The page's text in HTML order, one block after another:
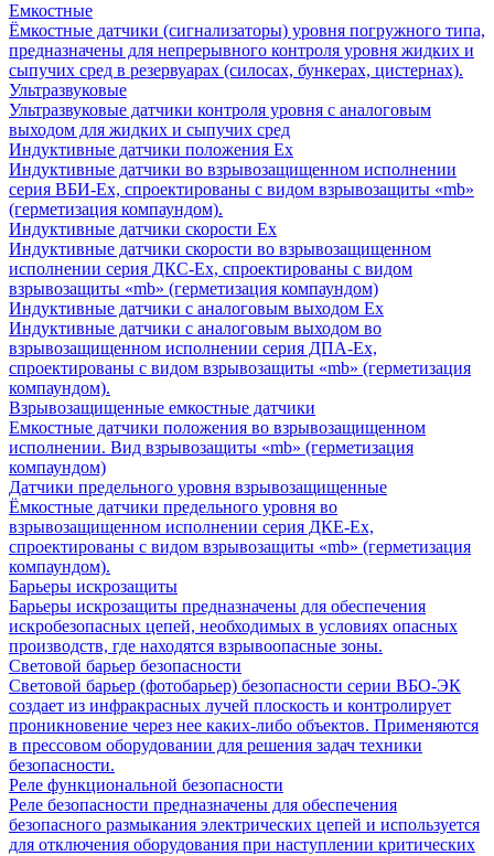
Емкостные
Ёмкостные датчики (сигнализаторы) уровня погружного типа,
предназначены для непрерывного контроля уровня жидких и
сыпучих сред в резервуарах (силосах, бункерах, цистернах).
Ультразвуковые
Ультразвуковые датчики контроля уровня с аналоговым
выходом для жидких и сыпучих сред
Индуктивные датчики положения Ех
Индуктивные датчики во взрывозащищенном исполнении
серия ВБИ-Ех, спроектированы с видом взрывозащиты «mb»
(герметизация компаундом).
Индуктивные датчики скорости Ех
Индуктивные датчики скорости во взрывозащищенном
исполнении серия ДКС-Ех, спроектированы с видом
взрывозащиты «mb» (герметизация компаундом)
Индуктивные датчики с аналоговым выходом Ех
Индуктивные датчики с аналоговым выходом во
взрывозащищенном исполнении серия ДПА-Ех,
спроектированы с видом взрывозащиты «mb» (герметизация
компаундом).
Взрывозащищенные емкостные датчики
Емкостные датчики положения во взрывозащищенном
исполнении. Вид взрывозащиты «mb» (герметизация
компаундом)
Датчики предельного уровня взрывозащищенные
Ёмкостные датчики предельного уровня во
взрывозащищенном исполнении серия ДКЕ-Ех,
спроектированы с видом взрывозащиты «mb» (герметизация
компаундом).
Барьеры искрозащиты
Барьеры искрозащиты предназначены для обеспечения
искробезопасных цепей, необходимых в условиях опасных
производств, где находятся взрывоопасные зоны.
Световой барьер безопасности
Световой барьер (фотобарьер) безопасности серии ВБО-ЭК
создает из инфракрасных лучей плоскость и контролирует
проникновение через нее каких-либо объектов. Применяются
в прессовом оборудовании для решения задач техники
безопасности.
Реле функциональной безопасности
Реле безопасности предназначены для обеспечения
безопасного размыкания электрических цепей и используется
для отключения оборудования при наступлении критических